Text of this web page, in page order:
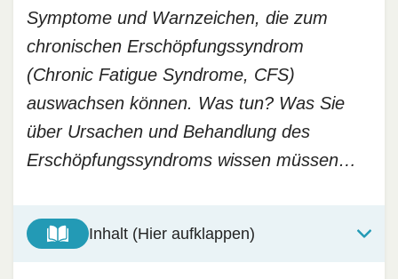
Symptome und Warnzeichen, die zum
chronischen Erschöpfungssyndrom
(Chronic Fatigue Syndrome, CFS)
auswachsen können. Was tun? Was Sie
über Ursachen und Behandlung des
Erschöpfungssyndroms wissen müssen…
Inhalt (Hier aufklappen)